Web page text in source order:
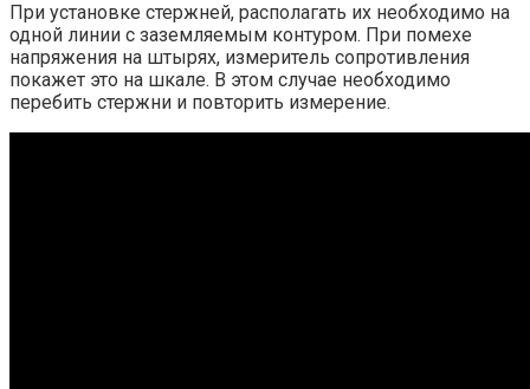
При установке стержней, располагать их необходимо на
одной линии с заземляемым контуром. При помехе
напряжения на штырях, измеритель сопротивления
покажет это на шкале. В этом случае необходимо
перебить стержни и повторить измерение.